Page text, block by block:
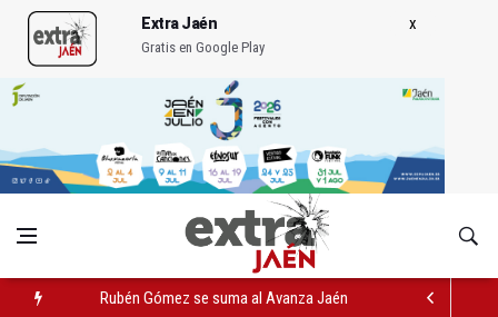
Extra Jaén
Gratis en Google Play
Rubén Gómez se suma al Avanza Jaén Paraíso Interior